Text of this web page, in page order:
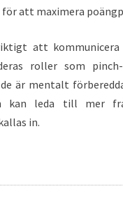
att maximera
att
roller som
är mentalt
kan leda till mer
in.